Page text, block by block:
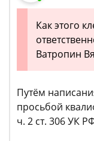
Как этого
Ватропин
Путём
просьбой
ч. 2 ст. 306 УК